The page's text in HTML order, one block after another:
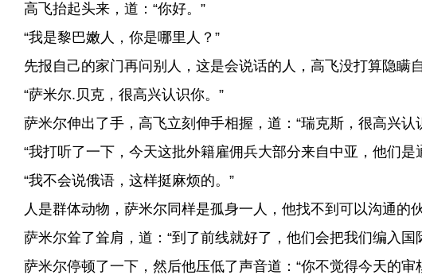
高飞抬起头来，道：“你好。”
“我是黎巴嫩人，你是哪里人？”
先报自己的家门再问别人，这是会说话的人，高飞没打算隐瞒
“萨米尔.贝克，很高兴认识你。”
萨米尔伸出了手，高飞立刻伸手相握，道：“瑞克斯，很高兴认
“我打听了一下，今天这批外籍雇佣兵大部分来自中亚，他们
“我不会说俄语，这样挺麻烦的。”
人是群体动物，萨米尔同样是孤身一人，他找不到可以沟通的
萨米尔耸了耸肩，道：“到了前线就好了，他们会把我们编入
萨米尔停顿了一下，然后他压低了声音道：“你不觉得今天的